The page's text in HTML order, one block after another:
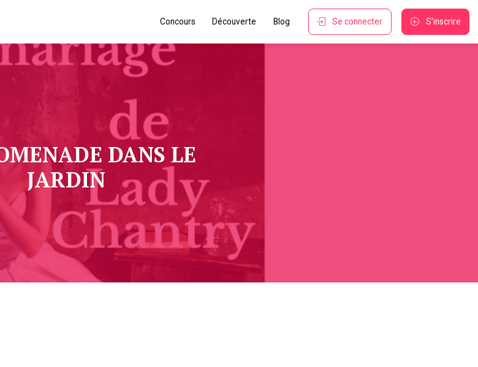
Concours Découverte Blog S'inscrire
Se connecter
DANS LE
JARDIN